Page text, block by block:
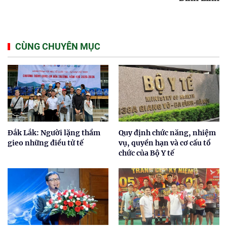
CÙNG CHUYÊN MỤC
Đắk Lắk: Người lặng thầm
gieo những điều tử tế
Quy định chức năng, nhiệm
vụ, quyền hạn và cơ cấu tổ
chức của Bộ Y tế